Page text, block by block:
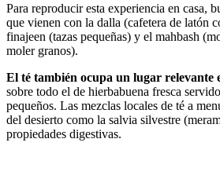
Para reproducir esta experiencia en casa,
que vienen con la dalla (cafetera de latón
finajeen (tazas pequeñas) y el mahbash
moler granos).
El té también ocupa un lugar relevante
sobre todo el de hierbabuena fresca
pequeños. Las mezclas locales de té a
del desierto como la salvia silvestre
propiedades digestivas.